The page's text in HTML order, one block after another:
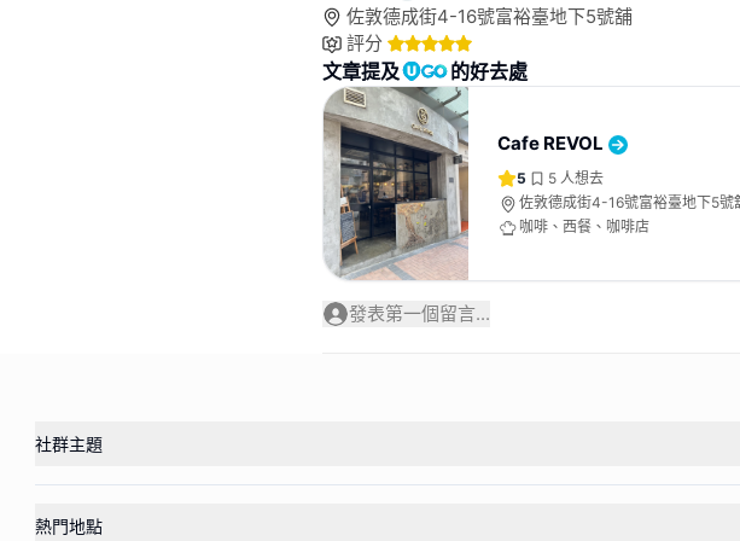
佐敦德成街4-16號富裕臺地下5號舖
評分
文章提及 的好去處
Cafe REVOL
5 5 人想去
佐敦德成街4-16號富裕臺地下5號
咖啡、西餐、咖啡店
發表第一個留言...
社群主題
熱門地點